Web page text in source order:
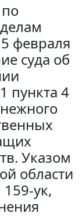
февраля
суда об
пункта 4
Указом
области
159-ук,